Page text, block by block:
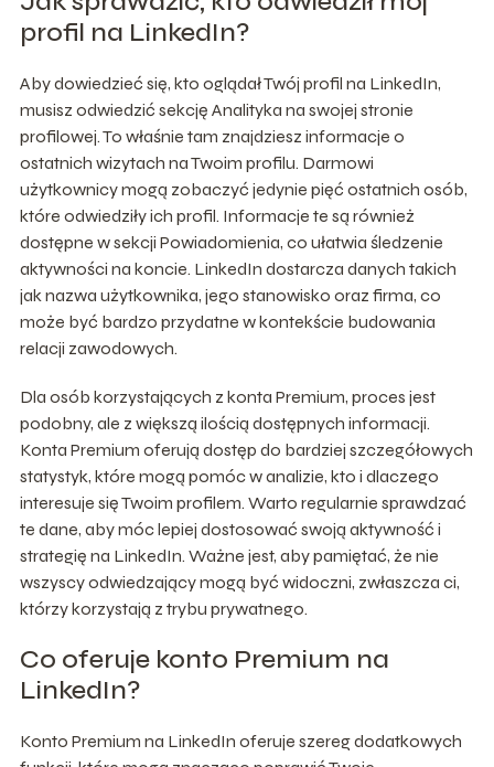
profil na LinkedIn?
Aby dowiedzieć się, kto oglądał Twój profil na LinkedIn,
musisz odwiedzić sekcję Analityka na swojej stronie
profilowej. To właśnie tam znajdziesz informacje o
ostatnich wizytach na Twoim profilu. Darmowi
użytkownicy mogą zobaczyć jedynie pięć ostatnich osób,
które odwiedziły ich profil. Informacje te są również
dostępne w sekcji Powiadomienia, co ułatwia śledzenie
aktywności na koncie. LinkedIn dostarcza danych takich
jak nazwa użytkownika, jego stanowisko oraz firma, co
może być bardzo przydatne w kontekście budowania
relacji zawodowych.
Dla osób korzystających z konta Premium, proces jest
podobny, ale z większą ilością dostępnych informacji.
Konta Premium oferują dostęp do bardziej szczegółowych
statystyk, które mogą pomóc w analizie, kto i dlaczego
interesuje się Twoim profilem. Warto regularnie sprawdzać
te dane, aby móc lepiej dostosować swoją aktywność i
strategię na LinkedIn. Ważne jest, aby pamiętać, że nie
wszyscy odwiedzający mogą być widoczni, zwłaszcza ci,
którzy korzystają z trybu prywatnego.
Co oferuje konto Premium na
LinkedIn?
Konto Premium na LinkedIn oferuje szereg dodatkowych